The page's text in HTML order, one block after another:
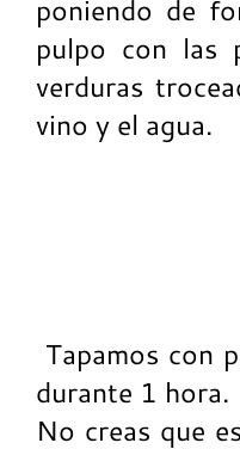
poniendo de
pulpo con las
verduras
vino y el agua.
Tapamos con
durante 1 hora.
No creas que